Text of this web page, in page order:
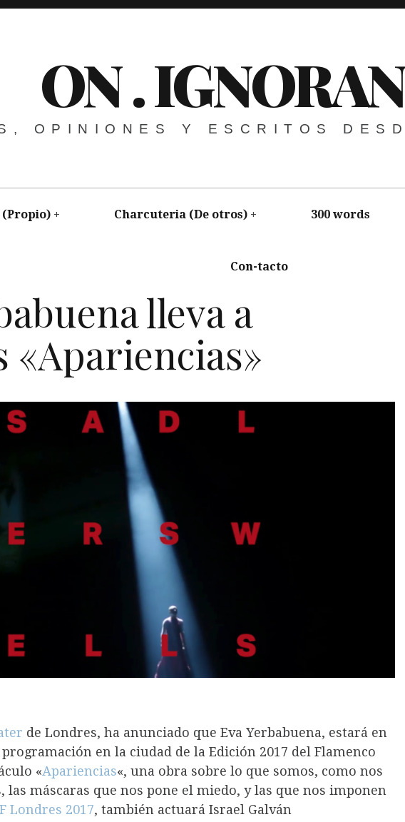
ON .
OPINIONES Y ESCRITOS
(Propio) Charcuteria (De otros) 300 words
Con-tacto
lleva a
«Apariencias»
de Londres, ha anunciado que Eva Yerbabuena, estará en
en la ciudad de la Edición 2017 del Flamenco
«Apariencias«, una obra sobre lo que somos, como nos
las máscaras que nos pone el miedo, y las que nos imponen
Londres 2017, también actuará Israel Galván